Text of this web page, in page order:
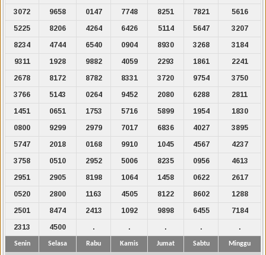
3072
9658 0147 7748 8251 7821
5616
5225
8206 4264 6426 5114 5647
3207
8234
4744 6540 0904 8930 3268
3184
9311
1928 9882 4059 2293 1861
2241
2678
8172 8782 8331 3720 9754
3750
3766
5143 0264 9452 2080 6288
2811
1451
0651 1753 5716 5899 1954
1830
0800
9299 2979 7017 6836 4027
3895
5747
2018 0168 9910 1045 4567
4237
3758
0510 2952 5006 8235 0956
4613
2951
2905 8198 1064 1458 0622
2617
0520
2800 1163 4505 8122 8602
1288
2501
8474 2413 1092 9898 6455
7184
2313
4500 . . . . .
Senin Selasa Rabu Kamis Jumat Sabtu Minggu